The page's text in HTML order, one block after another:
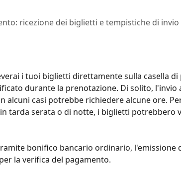
ricezione dei biglietti e tempistiche di invio
i tuoi biglietti direttamente sulla casella di
durante la prenotazione. Di solito, l'invio
alcuni casi potrebbe richiedere alcune ore.
tarda serata o di notte, i biglietti potrebbero
bonifico bancario ordinario, l'emissione
la verifica del pagamento.